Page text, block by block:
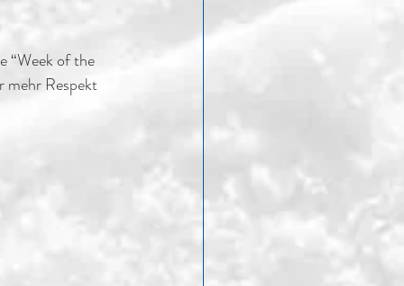
“Week of the
mehr Respekt